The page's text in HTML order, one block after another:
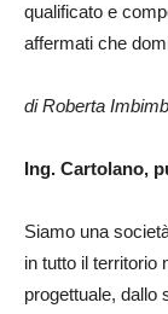
qualificato e
affermati che
di Roberta
Ing. Cartolano,
Siamo una
in tutto il territorio
progettuale, dallo